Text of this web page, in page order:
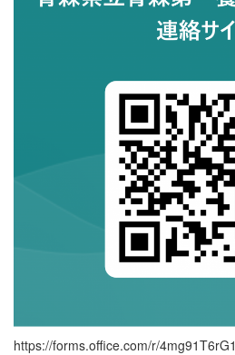
https://forms.office.com/r/4mg91T6rG1